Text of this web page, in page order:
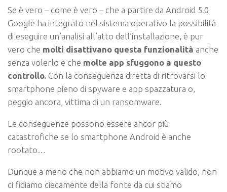
Se è vero – come è vero – che a partire da Android 5.0
Google ha integrato nel sistema operativo la possibilità
di eseguire un’analisi all’atto dell’installazione, è pur
vero che molti disattivano questa funzionalità anche
senza volerlo e che molte app sfuggono a questo
controllo. Con la conseguenza diretta di ritrovarsi lo
smartphone pieno di spyware e app spazzatura o,
peggio ancora, vittima di un ransomware.
Le conseguenze possono essere ancor più
catastrofiche se lo smartphone Android è anche
rootato…
Dunque a meno che non abbiamo un motivo valido, non
ci fidiamo ciecamente della fonte da cui stiamo